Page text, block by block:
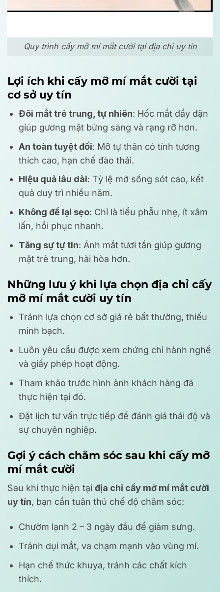
Quy trình cấy mỡ mí mắt cười tại địa chỉ uy tín
Lợi ích khi cấy mỡ mí mắt cười tại
cơ sở uy tín
Đôi mắt trẻ trung, tự nhiên: Hốc mắt đầy đặn
giúp gương mặt bừng sáng và rạng rỡ hơn.
An toàn tuyệt đối: Mỡ tự thân có tính tương
thích cao, hạn chế đào thải.
Hiệu quả lâu dài: Tỷ lệ mỡ sống sót cao, kết
quả duy trì nhiều năm.
Không để lại sẹo: Chỉ là tiểu phẫu nhẹ, ít xâm
lấn, hồi phục nhanh.
Tăng sự tự tin: Ánh mắt tươi tắn giúp gương
mặt trẻ trung, hài hòa hơn.
Những lưu ý khi lựa chọn địa chỉ cấy
mỡ mí mắt cười uy tín
Tránh lựa chọn cơ sở giá rẻ bất thường, thiếu
minh bạch.
Luôn yêu cầu được xem chứng chỉ hành nghề
và giấy phép hoạt động.
Tham khảo trước hình ảnh khách hàng đã
thực hiện tại đó.
Đặt lịch tư vấn trực tiếp để đánh giá thái độ và
sự chuyên nghiệp.
Gợi ý cách chăm sóc sau khi cấy mỡ
mí mắt cười
Sau khi thực hiện tại địa chỉ cấy mỡ mí mắt cười
uy tín, bạn cần tuân thủ chế độ chăm sóc:
Chườm lạnh 2 – 3 ngày đầu để giảm sưng.
Tránh dụi mắt, va chạm mạnh vào vùng mí.
Hạn chế thức khuya, tránh các chất kích
thích.